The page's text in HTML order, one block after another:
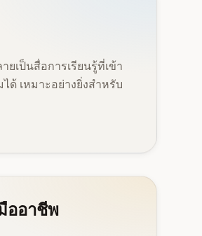
ยเป็นสื่อการเรียนรู้ที่เข้า
เหมาะอย่างยิ่งสำหรับ
ออาชีพ